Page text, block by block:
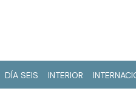
DÍA SEIS INTERIOR